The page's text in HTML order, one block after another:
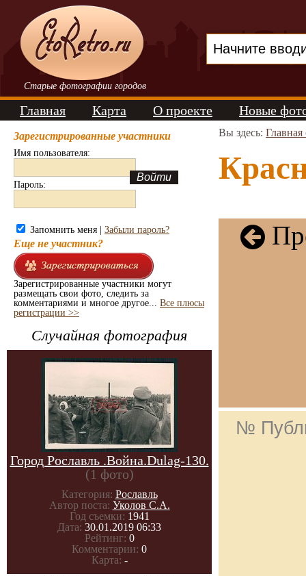
Старые фотографии городов
Главная Карта О проекте Новые
Зарегистрированные участники
Имя пользователя:
Пароль:
Запомнить меня | Забыли пароль?
Еще не участник?
Зарегистрированные участники могут
размещать свои фото, следить за
комментариями и многое другое... Все плюсы
регистрации >>
Случайная фотография
Город Рославль .Война.Dulag-130.
(1 фото)
Категория: Рославль
Автор поста: Уколов С.А.
Год съемки: 1941
Дата: 30.01.2019 06:33
Рейтинг: 0
Комментарии: 0
Карта: -
Вы здесь: Главная
№